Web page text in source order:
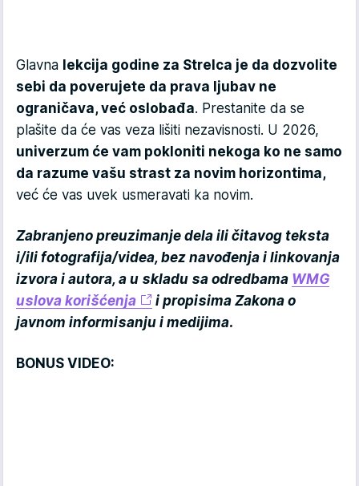
Glavna lekcija godine za Strelca je da dozvolite
sebi da poverujete da prava ljubav ne
ograničava, već oslobađa. Prestanite da se
plašite da će vas veza lišiti nezavisnosti. U 2026,
univerzum će vam pokloniti nekoga ko ne samo
da razume vašu strast za novim horizontima,
već će vas uvek usmeravati ka novim.
Zabranjeno preuzimanje dela ili čitavog teksta
i/ili fotografija/videa, bez navođenja i linkovanja
izvora i autora, a u skladu sa odredbama WMG
uslova korišćenja
i propisima Zakona o
javnom informisanju i medijima.
BONUS VIDEO: